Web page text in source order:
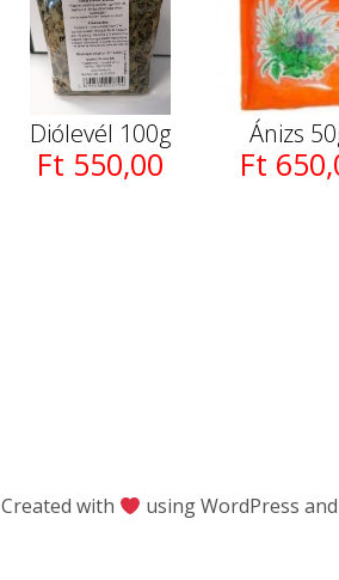
Diólevél 100g
Ft 550,00
Ánizs
Ft
with using WordPress and